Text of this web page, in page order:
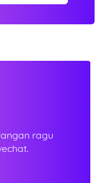
ragu